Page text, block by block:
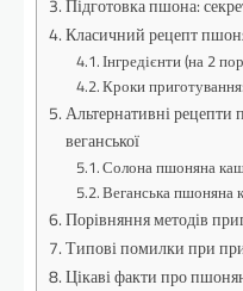
Підготовка пшона:
Класичний рецепт
Інгредієнти (на 2
Кроки приготування:
Альтернативні рецепти
веганської
Солона пшоняна
Веганська пшоняна
Порівняння методів
Типові помилки при
Цікаві факти про